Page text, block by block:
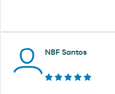
NBF Santos